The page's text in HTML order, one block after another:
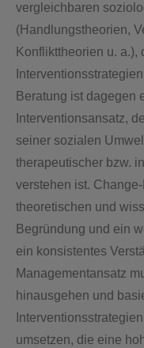
vergleichbaren
(Handlungstheorien,
Konflikttheorien u. a.),
Beratung ist dagegen
Interventionsansatz,
seiner sozialen
therapeutischer bzw.
verstehen ist.
theoretischen und
Begründung und ein
ein konsistentes
Managementansatz
hinausgehen und
umsetzen, die eine